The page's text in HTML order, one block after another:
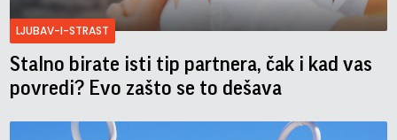
LJUBAV-I-STRAST
Stalno birate isti tip partnera, čak i kad vas
povredi? Evo zašto se to dešava